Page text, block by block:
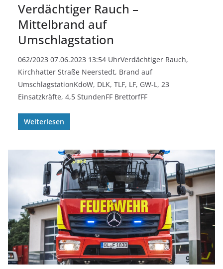
Verdächtiger Rauch –
Mittelbrand auf
Umschlagstation
062/2023 07.06.2023 13:54 UhrVerdächtiger Rauch,
Kirchhatter Straße Neerstedt, Brand auf
UmschlagstationKdoW, DLK, TLF, LF, GW-L, 23
Einsatzkräfte, 4,5 StundenFF BrettorfFF
Weiterlesen